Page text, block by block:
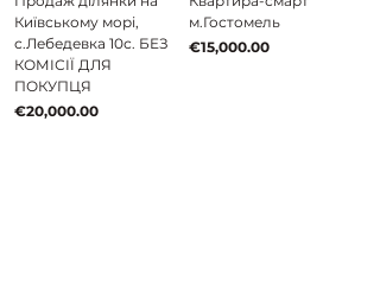
Київському морі,
с.Лебедевка 10с. БЕЗ
КОМІСІЇ ДЛЯ
ПОКУПЦЯ
Price
€20,000.00
м.Гостомель
Price
€15,000.00